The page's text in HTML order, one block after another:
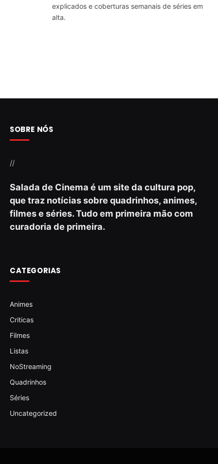
explicados e coberturas semanais de séries em
alta.
SOBRE NÓS
//
Salada de Cinema é um site da cultura pop,
que traz notícias sobre quadrinhos, animes,
filmes e séries. Tudo em primeira mão com
curadoria de primeira.
CATEGORIAS
Animes
Criticas
Filmes
Listas
NoStreaming
Quadrinhos
Séries
Uncategorized